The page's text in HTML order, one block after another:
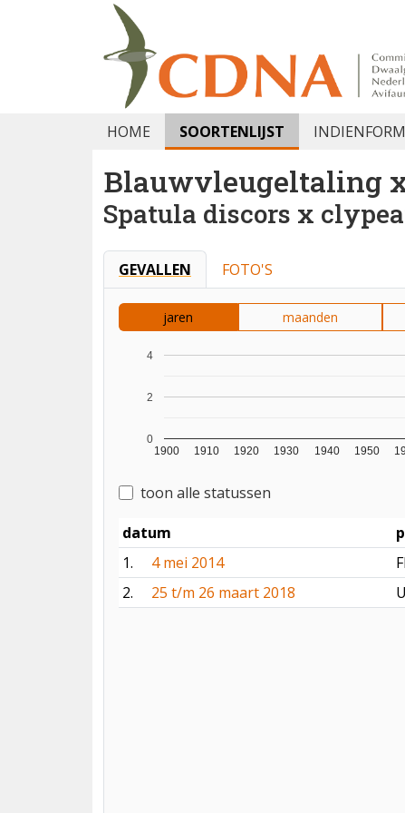
HOME SOORTENLIJST
Blauwvleugeltaling
Spatula discors x
GEVALLEN FOTO'S
jaren maanden
1900 1910 1920 1930 1940 1950
0
2
4
toon alle statussen
datum
1.
4 mei 2014
2.
25 t/m 26 maart 2018